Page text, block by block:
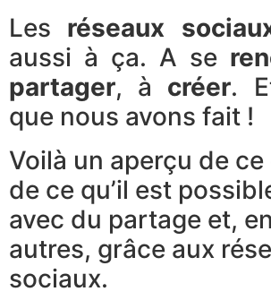
Les réseaux
aussi à ça. A se
partager, à créer.
que nous avons fait !
Voilà un aperçu de ce
de ce qu’il est
avec du partage et,
autres, grâce aux
sociaux.